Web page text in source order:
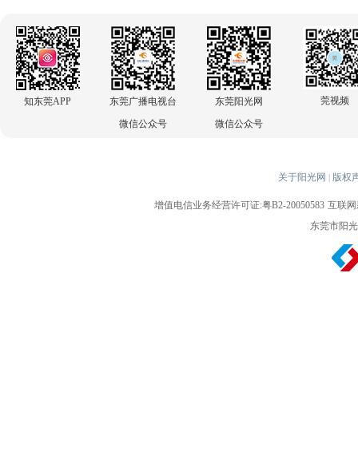
知东莞APP
东莞广播电视台
微信公众号
东莞阳光网
微信公众号
莞视频
关于阳光网 | 版权
增值电信业务经营许可证:粤B2-20050583 互联网
东莞市阳